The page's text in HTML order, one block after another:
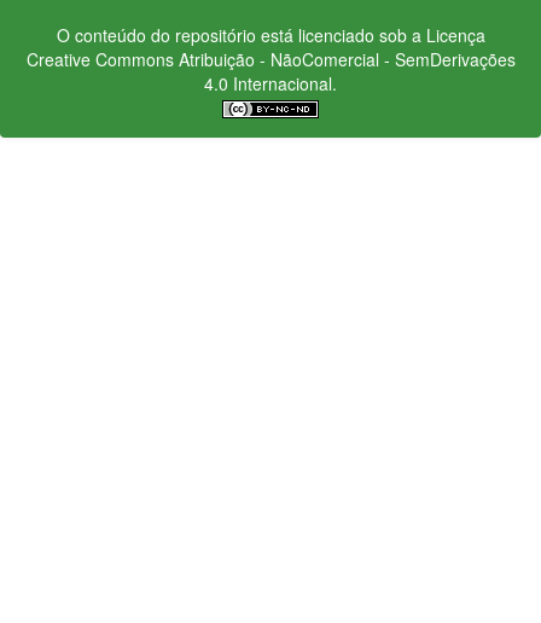
O conteúdo do repositório está licenciado sob a Licença
Creative CommonsAtribuição - NãoComercial - SemDerivações
4.0 Internacional.